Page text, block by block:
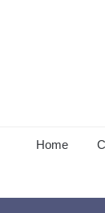
Home